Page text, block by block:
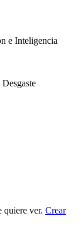
e Inteligencia
quiere ver. Crear